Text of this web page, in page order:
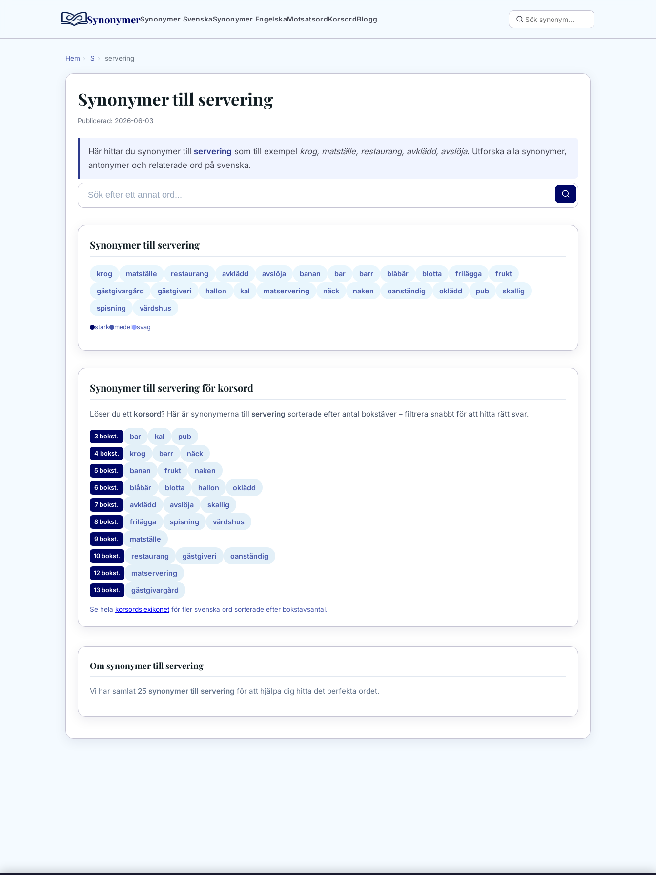
SynonymerSynonymer SvenskaSynonymer EngelskaMotsatsordKorsordBlogg
Hem › S › servering
Synonymer till servering
Publicerad: 2026-06-03
Här hittar du synonymer till servering som till exempel krog, matställe, restaurang, avklädd, avslöja. Utforska alla synonymer,
antonymer och relaterade ord på svenska.
Synonymer till servering
krog matställe restaurang avklädd avslöja banan bar barr blåbär blotta frilägga frukt
gästgivargård gästgiveri hallon kal matservering näck naken oanständig oklädd pub skallig
spisning värdshus
stark medel svag
Synonymer till servering för korsord
Löser du ett korsord? Här är synonymerna till servering sorterade efter antal bokstäver – filtrera snabbt för att hitta rätt svar.
3 bokst. bar kal pub
4 bokst. krog barr näck
5 bokst. banan frukt naken
6 bokst. blåbär blotta hallon oklädd
7 bokst. avklädd avslöja skallig
8 bokst. frilägga spisning värdshus
9 bokst. matställe
10 bokst. restaurang gästgiveri oanständig
12 bokst. matservering
13 bokst. gästgivargård
Se hela korsordslexikonet för fler svenska ord sorterade efter bokstavsantal.
Om synonymer till servering
Vi har samlat 25 synonymer till servering för att hjälpa dig hitta det perfekta ordet.